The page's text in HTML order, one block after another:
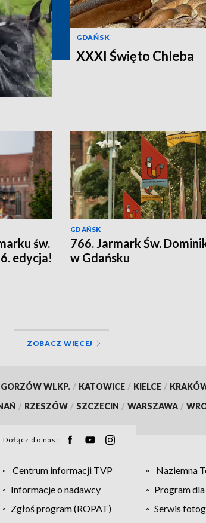
GDAŃSK
XXXI Święto Chleba
św.
edycja!
GDAŃSK
766. Jarmark Św.
w Gdańsku
ZOBACZ WIĘCEJ
GORZÓW WLKP. / KATOWICE / KIELCE /
/ RZESZÓW / SZCZECIN / WARSZAWA /
Dołącz do nas:
Centrum informacji TVP Naziemna
Informacje o nadawcy
Program
Zgłoś program (ROPAT)
Serwis